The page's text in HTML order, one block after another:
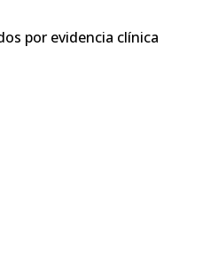
por evidencia clínica